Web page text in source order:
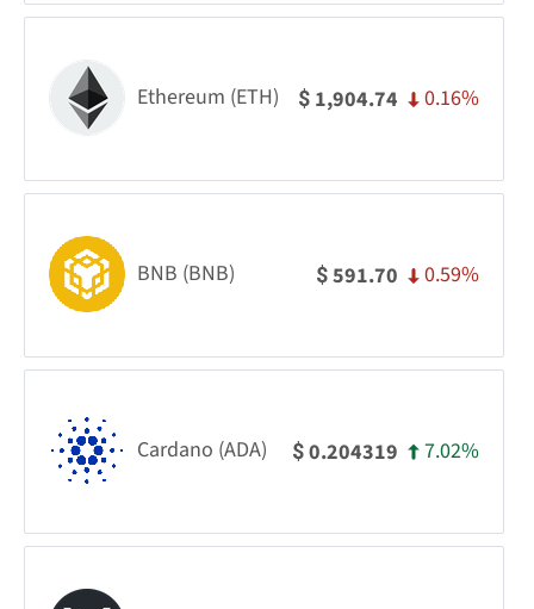
Ethereum (ETH) $ 1,904.74 0.16%
BNB (BNB) $591.70 0.59%
Cardano (ADA) $0.204319 7.02%